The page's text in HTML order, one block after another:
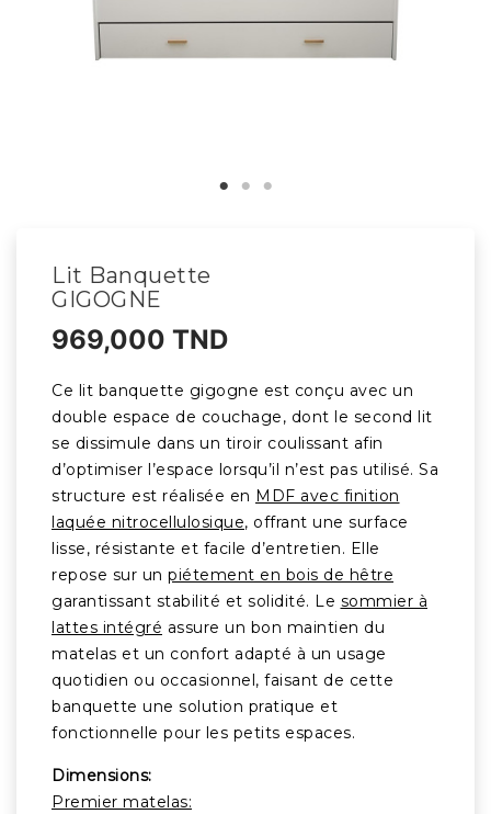
Lit Banquette
GIGOGNE
969,000 TND
Ce lit banquette gigogne est conçu avec un
double espace de couchage, dont le second lit
se dissimule dans un tiroir coulissant afin
d’optimiser l’espace lorsqu’il n’est pas utilisé. Sa
structure est réalisée en MDF avec finition
laquée nitrocellulosique, offrant une surface
lisse, résistante et facile d’entretien. Elle
repose sur un piétement en bois de hêtre
garantissant stabilité et solidité. Le sommier à
lattes intégré assure un bon maintien du
matelas et un confort adapté à un usage
quotidien ou occasionnel, faisant de cette
banquette une solution pratique et
fonctionnelle pour les petits espaces.
Dimensions:
Premier matelas: